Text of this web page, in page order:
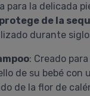
para la delicada
de la
durante
: Creado
de su bebé
de la flor de